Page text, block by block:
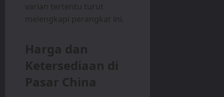
varian tertentu turut
melengkapi perangkat ini.
Harga dan
Ketersediaan di
Pasar China